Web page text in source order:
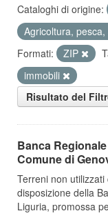
Cataloghi di origine:
Agricoltura,
Formati:
ZIP
immobili
Risultato del
Banca
Comune di
Terreni non
disposizione della
Liguria, promossa